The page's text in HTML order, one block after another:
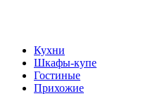
Кухни
Шкафы-купе
Гостиные
Прихожие